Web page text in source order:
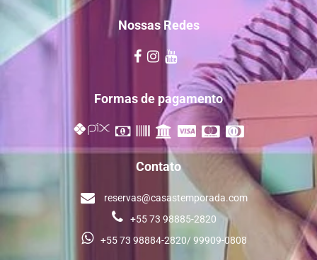
Nossas Redes
Formas de pagamento
Contato
reservas@casastemporada.com
+55 73 98885-2820
+55 73 98884-2820/ 99909-0808